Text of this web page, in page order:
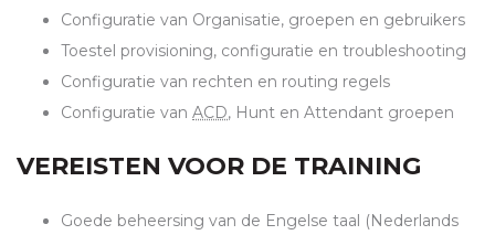
Configuratie van Organisatie, groepen en gebruikers
Toestel provisioning, configuratie en troubleshooting
Configuratie van rechten en routing regels
Configuratie van ACD, Hunt en Attendant groepen
VEREISTEN VOOR DE TRAINING
Goede beheersing van de Engelse taal (Nederlands